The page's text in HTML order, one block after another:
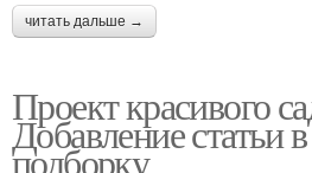
читать дальше →
Проект красивого
Добавление статьи
подборку